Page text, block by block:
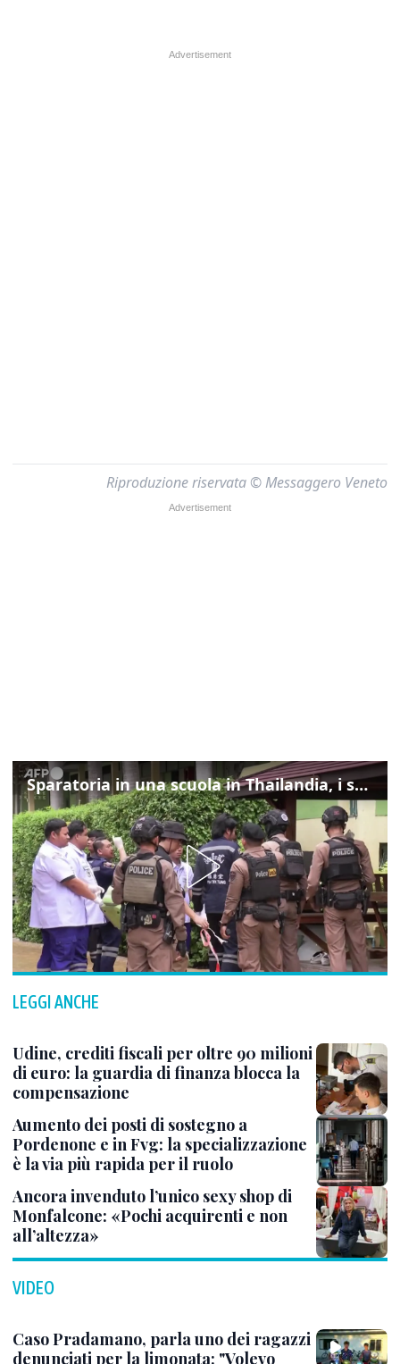
Riproduzione riservata © Messaggero Veneto
Sparatoria in una scuola in Thailandia, i soccorsi sul posto
LEGGI ANCHE
Udine, crediti fiscali per oltre 90 milioni
di euro: la guardia di finanza blocca la
compensazione
Aumento dei posti di sostegno a
Pordenone e in Fvg: la specializzazione
è la via più rapida per il ruolo
Ancora invenduto l’unico sexy shop di
Monfalcone: «Pochi acquirenti e non
all’altezza»
VIDEO
Caso Pradamano, parla uno dei ragazzi
denunciati per la limonata: "Volevo